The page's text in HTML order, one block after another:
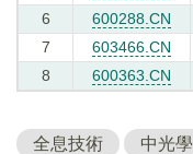
6
600288.CN
7
603466.CN
8
600363.CN
全息技術 中光學